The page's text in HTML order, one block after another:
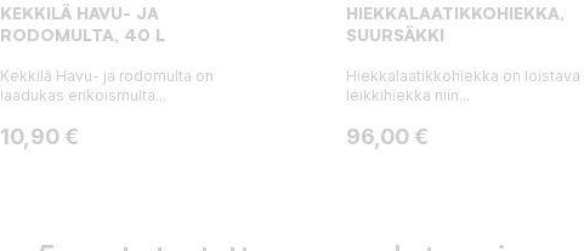
KEKKILÄ HAVU- JA
RODOMULTA, 40 L
Kekkilä Havu- ja rodomulta on
laadukas erikoismulta...
Hinta
10,90 €
HIEKKALAATIKKOHIEKKA,
SUURSÄKKI
Hiekkalaatikkohiekka on loistava
leikkihiekka niin...
Hinta
96,00 €